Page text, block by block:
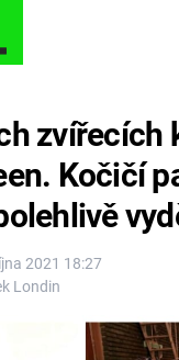
AVENGERS 5
2021 18:27
Londin
zvířecích
Kočičí